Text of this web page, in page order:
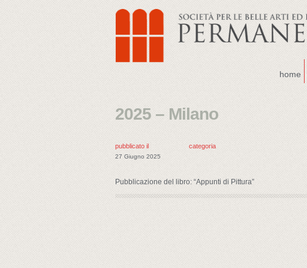
home
2025 – Milano
pubblicato il
27 Giugno 2025
categoria
Pubblicazione del libro: “Appunti di Pittura”